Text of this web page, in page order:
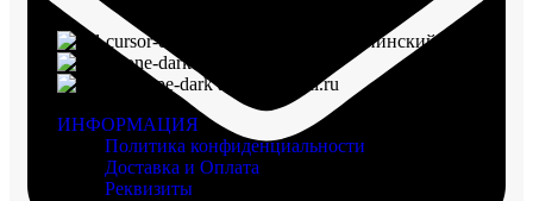
г. Воронеж, пр-кт Ленинский, д. 221
arinval@mail.ru
ИНФОРМАЦИЯ
Политика конфиденциальности
Доставка и Оплата
Реквизиты